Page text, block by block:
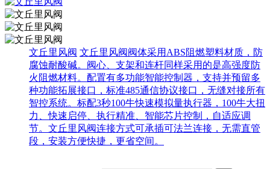
文丘里风阀 文丘里风阀阀体采用ABS阻燃塑料材质，防
腐蚀耐酸碱。阀心、支架和连杆同样采用的是高强度防
火阻燃材料。配置有多功能智能控制器，支持并预留多
种功能拓展接口，标准485通信协议接口，无缝对接所有
智控系统。标配3秒100牛快速模拟量执行器，100牛大扭
力、快速启停、执行精准、智能芯片控制，自适应调
节。文丘里风阀连接方式可承插可法兰连接，无需直管
段，安装方便快捷，更省空间。